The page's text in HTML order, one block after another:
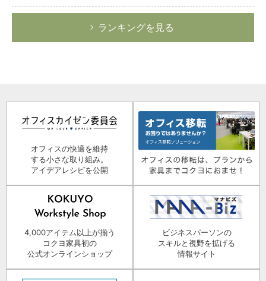
ランキングを見る
オフィスの快適を維持
する小さな取り組み。
アイデアレシピを公開
4,000アイテム以上が揃う
コクヨ家具初の
公式オンラインショップ
ビジネスパーソンの
スキルと視野を拡げる
情報サイト